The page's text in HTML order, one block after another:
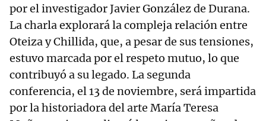
por el investigador Javier González de Durana.
La charla explorará la compleja relación entre
Oteiza y Chillida, que, a pesar de sus tensiones,
estuvo marcada por el respeto mutuo, lo que
contribuyó a su legado. La segunda
conferencia, el 13 de noviembre, será impartida
por la historiadora del arte María Teresa